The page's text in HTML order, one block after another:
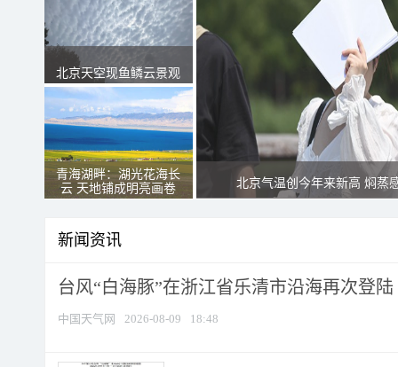
北京天空现鱼鳞云景观
青海湖畔：湖光花海长
云 天地铺成明亮画卷
北京气温创今年来新高 焖蒸
新闻资讯
台风“白海豚”在浙江省乐清市沿海再次登陆
中国天气网 2026-08-09 18:48